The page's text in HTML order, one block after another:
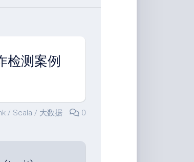
检测案例
/ Scala / 大数据 0